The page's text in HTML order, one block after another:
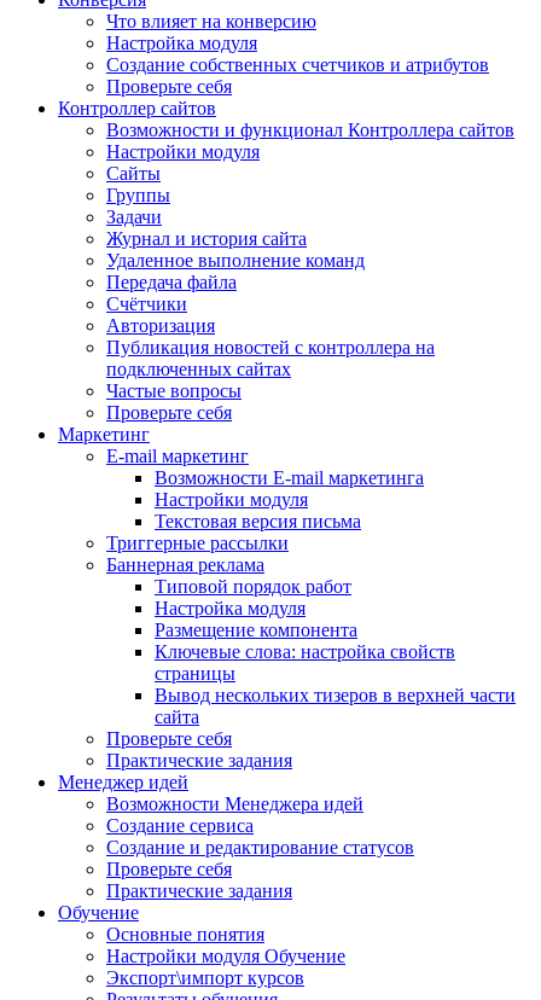
Что влияет на конверсию
Настройка модуля
Создание собственных счетчиков и атрибутов
Проверьте себя
Контроллер сайтов
Возможности и функционал Контроллера сайтов
Настройки модуля
Сайты
Группы
Задачи
Журнал и история сайта
Удаленное выполнение команд
Передача файла
Счётчики
Авторизация
Публикация новостей с контроллера на
подключенных сайтах
Частые вопросы
Проверьте себя
Маркетинг
E-mail маркетинг
Возможности E-mail маркетинга
Настройки модуля
Текстовая версия письма
Триггерные рассылки
Баннерная реклама
Типовой порядок работ
Настройка модуля
Размещение компонента
Ключевые слова: настройка свойств
страницы
Вывод нескольких тизеров в верхней части
сайта
Проверьте себя
Практические задания
Менеджер идей
Возможности Менеджера идей
Создание сервиса
Создание и редактирование статусов
Проверьте себя
Практические задания
Обучение
Основные понятия
Настройки модуля Обучение
Экспорт\импорт курсов